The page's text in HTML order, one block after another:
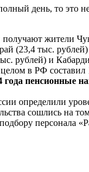
день, то
получают жители
(23,4 тыс.
рублей) и
в РФ составил
года пенсионные
определили
сошлись на